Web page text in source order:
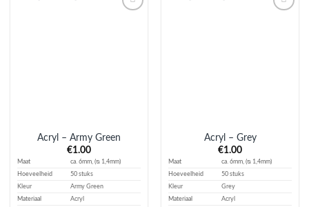
Acryl – Army Green
€1.00
Maat
ca. 6mm, (ᴓ 1,4mm)
Hoeveelheid
50 stuks
Kleur
Army Green
Materiaal
Acryl
Acryl – Grey
€1.00
Maat
ca. 6mm, (ᴓ 1,4mm)
Hoeveelheid
50 stuks
Kleur
Grey
Materiaal
Acryl